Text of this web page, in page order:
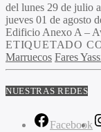
del lunes 29 de julio
jueves 01 de agosto
Edificio Anexo A –
ETIQUETADO
Marruecos Fares
NUESTRAS REDES
Facebook